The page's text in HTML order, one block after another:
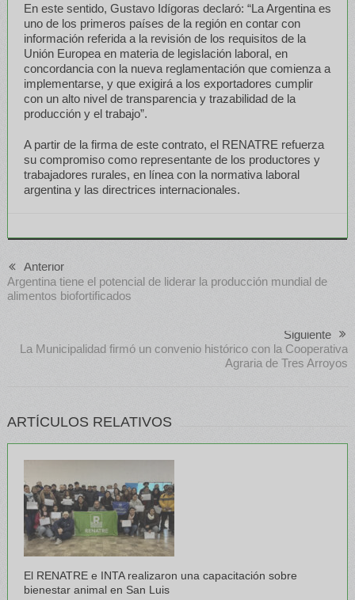
En este sentido, Gustavo Idígoras declaró: “La Argentina es
uno de los primeros países de la región en contar con
información referida a la revisión de los requisitos de la
Unión Europea en materia de legislación laboral, en
concordancia con la nueva reglamentación que comienza a
implementarse, y que exigirá a los exportadores cumplir
con un alto nivel de transparencia y trazabilidad de la
producción y el trabajo”.
A partir de la firma de este contrato, el RENATRE refuerza
su compromiso como representante de los productores y
trabajadores rurales, en línea con la normativa laboral
argentina y las directrices internacionales.
Anterior
Argentina tiene el potencial de liderar la producción mundial de
alimentos biofortificados
Siguiente
La Municipalidad firmó un convenio histórico con la Cooperativa
Agraria de Tres Arroyos
ARTÍCULOS RELATIVOS
El RENATRE e INTA realizaron una capacitación sobre
bienestar animal en San Luis